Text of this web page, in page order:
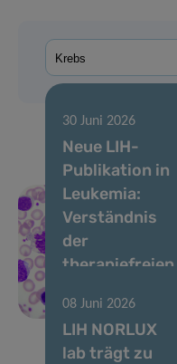
30 Juni 2026
Neue LIH-
Publikation in
Leukemia:
Verständnis
der
therapiefreien
CML
08 Juni 2026
LIH NORLUX
lab trägt zu